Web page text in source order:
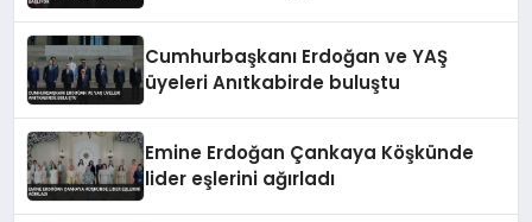
Cumhurbaşkanı Erdoğan ve YAŞ
üyeleri Anıtkabirde buluştu
Emine Erdoğan Çankaya Köşkünde
lider eşlerini ağırladı